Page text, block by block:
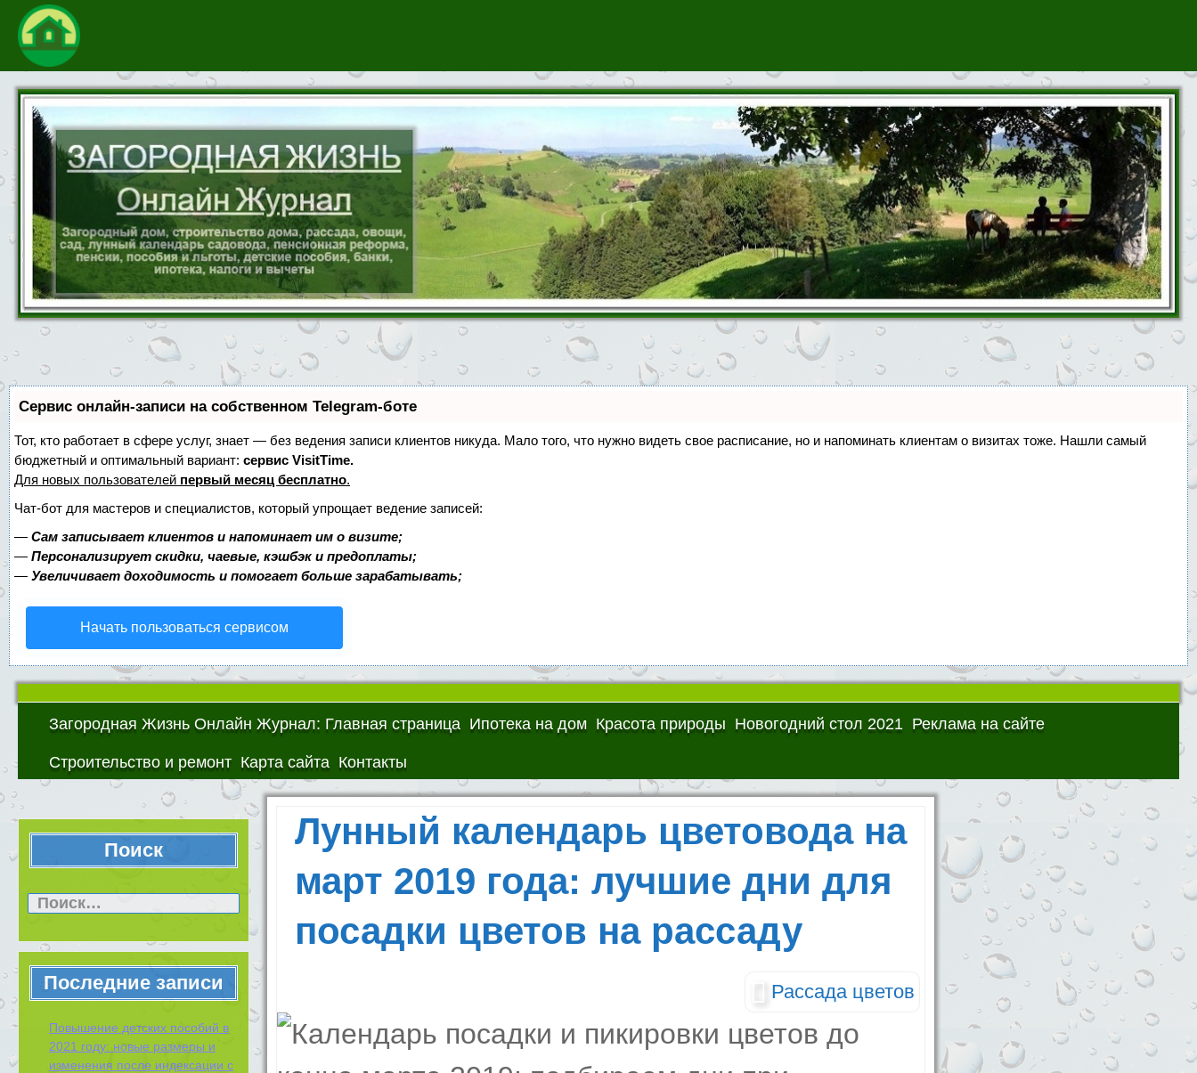
Сервис онлайн-записи на собственном Telegram-боте
Тот, кто работает в сфере услуг, знает — без ведения записи клиентов никуда. Мало того, что нужно видеть свое расписание, но и напоминать клиентам о визитах тоже. Нашли самый
бюджетный и оптимальный вариант: сервис VisitTime.
Для новых пользователей первый месяц бесплатно.
Чат-бот для мастеров и специалистов, который упрощает ведение записей:
— Сам записывает клиентов и напоминает им о визите;
— Персонализирует скидки, чаевые, кэшбэк и предоплаты;
— Увеличивает доходимость и помогает больше зарабатывать;
Начать пользоваться сервисом
Загородная Жизнь Онлайн Журнал: Главная страница Ипотека на дом Красота природы Новогодний стол 2021 Реклама на сайте
Строительство и ремонт Карта сайта Контакты
Поиск
Последние записи
Повышение детских пособий в
2021 году: новые размеры и
изменения после индексации с
Лунный календарь цветовода на
март 2019 года: лучшие дни для
посадки цветов на рассаду
Рассада цветов